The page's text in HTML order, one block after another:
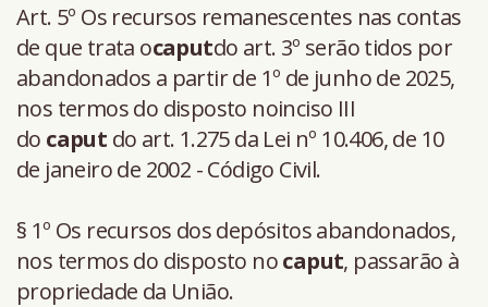
Art. 5º Os recursos remanescentes nas contas
de que trata ocaputdo art. 3º serão tidos por
abandonados a partir de 1º de junho de 2025,
nos termos do disposto noinciso III
do caput do art. 1.275 da Lei nº 10.406, de 10
de janeiro de 2002 - Código Civil.
§ 1º Os recursos dos depósitos abandonados,
nos termos do disposto nocaput, passarão à
propriedade da União.